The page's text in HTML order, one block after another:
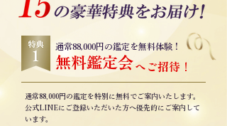
通常88,000円の鑑定を無料体験！
無料鑑定会へご招待！
通常88,000円の鑑定を特別に無料でご案内いたします。
公式LINEにご登録いただいた方へ優先的にご案内して
います。